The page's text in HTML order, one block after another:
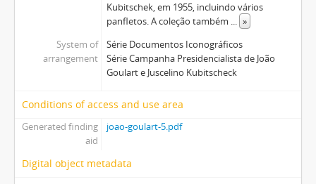
Kubitschek, em 1955, incluindo vários
panfletos. A coleção também ... »
System of
arrangement
Série Documentos Iconográficos
Série Campanha Presidencialista de João
Goulart e Juscelino Kubitscheck
Conditions of access and use area
Generated finding
aid
joao-goulart-5.pdf
Digital object metadata